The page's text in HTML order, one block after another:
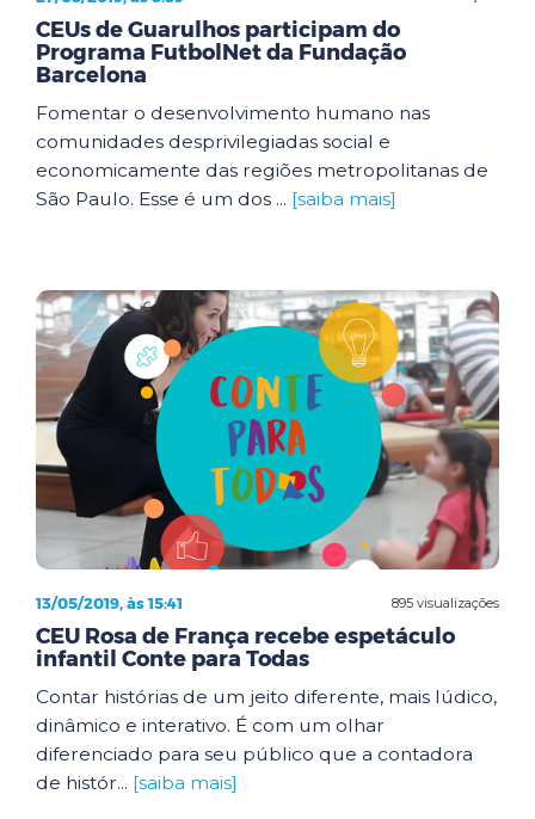
CEUs de Guarulhos participam do
Programa FutbolNet da Fundação
Barcelona
Fomentar o desenvolvimento humano nas
comunidades desprivilegiadas social e
economicamente das regiões metropolitanas de
São Paulo. Esse é um dos ... [saiba mais]
895 visualizações
13/05/2019, às 15:41
CEU Rosa de França recebe espetáculo
infantil Conte para Todas
Contar histórias de um jeito diferente, mais lúdico,
dinâmico e interativo. É com um olhar
diferenciado para seu público que a contadora
de histór... [saiba mais]